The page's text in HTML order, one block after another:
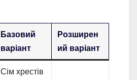
Базовий
варіант
Розширен
ий варіант
Сім хрестів